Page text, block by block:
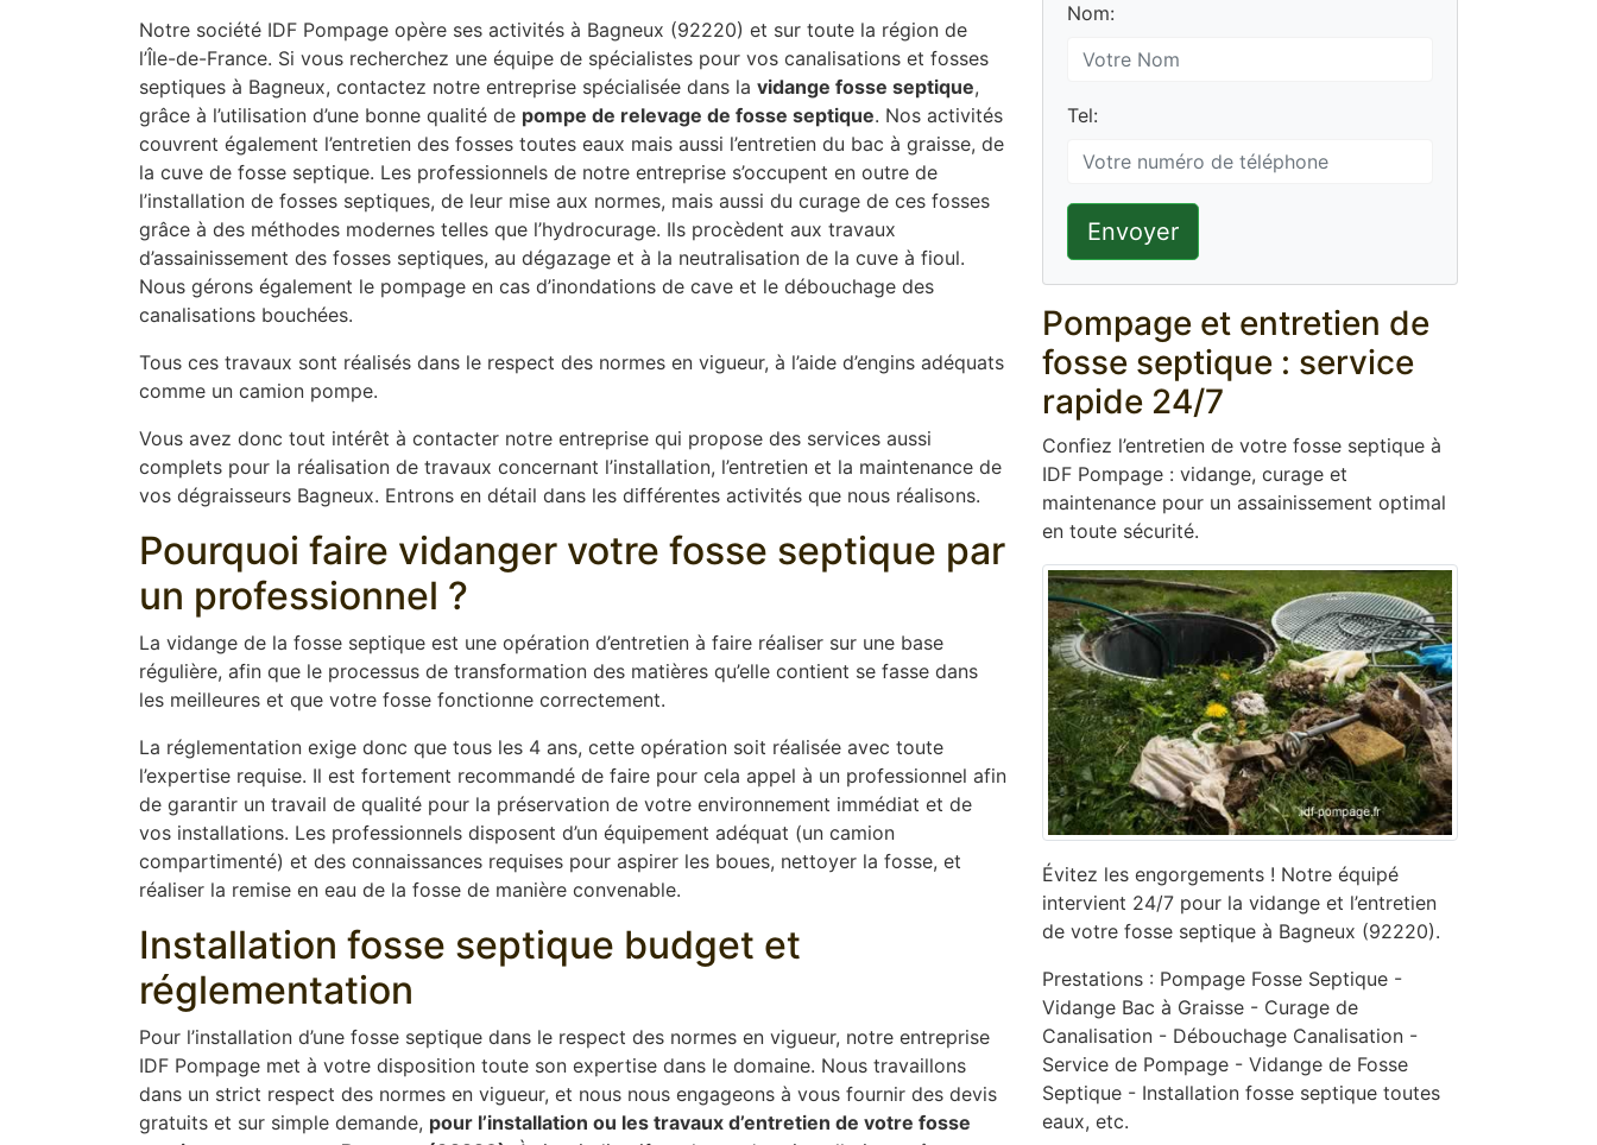
Notre société IDF Pompage opère ses activités à Bagneux (92220) et sur toute la région de
l’Île-de-France. Si vous recherchez une équipe de spécialistes pour vos canalisations et fosses
septiques à Bagneux, contactez notre entreprise spécialisée dans la vidange fosse septique,
grâce à l’utilisation d’une bonne qualité de pompe de relevage de fosse septique. Nos activités
couvrent également l’entretien des fosses toutes eaux mais aussi l’entretien du bac à graisse, de
la cuve de fosse septique. Les professionnels de notre entreprise s’occupent en outre de
l’installation de fosses septiques, de leur mise aux normes, mais aussi du curage de ces fosses
grâce à des méthodes modernes telles que l’hydrocurage. Ils procèdent aux travaux
d’assainissement des fosses septiques, au dégazage et à la neutralisation de la cuve à fioul.
Nous gérons également le pompage en cas d’inondations de cave et le débouchage des
canalisations bouchées.
Tous ces travaux sont réalisés dans le respect des normes en vigueur, à l’aide d’engins adéquats
comme un camion pompe.
Vous avez donc tout intérêt à contacter notre entreprise qui propose des services aussi
complets pour la réalisation de travaux concernant l’installation, l’entretien et la maintenance de
vos dégraisseurs Bagneux. Entrons en détail dans les différentes activités que nous réalisons.
Pourquoi faire vidanger votre fosse septique par
un professionnel ?
La vidange de la fosse septique est une opération d’entretien à faire réaliser sur une base
régulière, afin que le processus de transformation des matières qu’elle contient se fasse dans
les meilleures et que votre fosse fonctionne correctement.
La réglementation exige donc que tous les 4 ans, cette opération soit réalisée avec toute
l’expertise requise. Il est fortement recommandé de faire pour cela appel à un professionnel afin
de garantir un travail de qualité pour la préservation de votre environnement immédiat et de
vos installations. Les professionnels disposent d’un équipement adéquat (un camion
compartimenté) et des connaissances requises pour aspirer les boues, nettoyer la fosse, et
réaliser la remise en eau de la fosse de manière convenable.
Installation fosse septique budget et
réglementation
Pour l’installation d’une fosse septique dans le respect des normes en vigueur, notre entreprise
IDF Pompage met à votre disposition toute son expertise dans le domaine. Nous travaillons
dans un strict respect des normes en vigueur, et nous nous engageons à vous fournir des devis
gratuits et sur simple demande, pour l’installation ou les travaux d’entretien de votre fosse
Nom:
Tel:
Envoyer
Pompage et entretien de
fosse septique : service
rapide 24/7
Confiez l’entretien de votre fosse septique à
IDF Pompage : vidange, curage et
maintenance pour un assainissement optimal
en toute sécurité.
Évitez les engorgements ! Notre équipé
intervient 24/7 pour la vidange et l’entretien
de votre fosse septique à Bagneux (92220).
Prestations : Pompage Fosse Septique -
Vidange Bac à Graisse - Curage de
Canalisation - ‎Débouchage Canalisation -
‎Service de Pompage - ‎Vidange de Fosse
Septique - Installation fosse septique toutes
eaux, etc.